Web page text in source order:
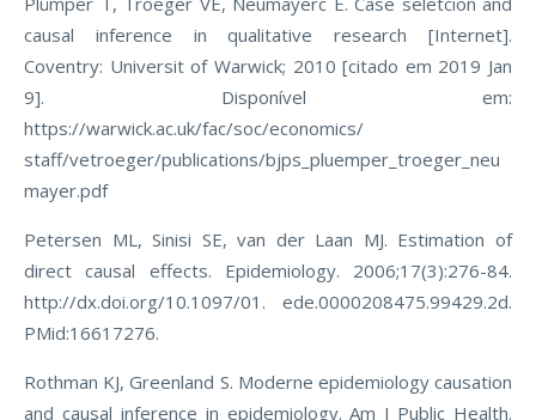
causal inference in qualitative research [Internet].
Coventry: Universit of Warwick; 2010 [citado em 2019 Jan
9]. Disponível em:
https://warwick.ac.uk/fac/soc/economics/
staff/vetroeger/publications/bjps_pluemper_troeger_neu
mayer.pdf
Petersen ML, Sinisi SE, van der Laan MJ. Estimation of
direct causal effects. Epidemiology. 2006;17(3):276-84.
http://dx.doi.org/10.1097/01. ede.0000208475.99429.2d.
PMid:16617276.
Rothman KJ, Greenland S. Moderne epidemiology causation
and causal inference in epidemiology. Am J Public Health.